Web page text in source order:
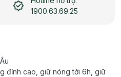
1900.63.69.25
đỉnh cao, giữ nóng tới 6h, giữ